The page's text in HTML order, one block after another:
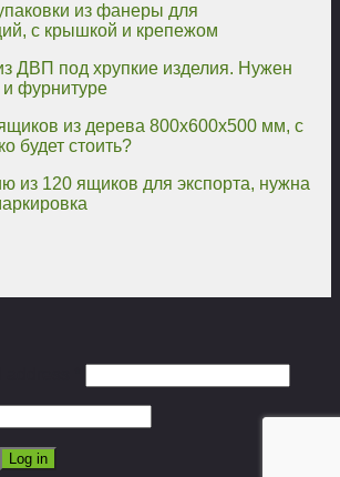
из фанеры для
с крышкой и крепежом
ДВП под хрупкие изделия. Нужен
фурнитуре
из дерева 800х600х500 мм, с
будет стоить?
из 120 ящиков для экспорта, нужна
Log in